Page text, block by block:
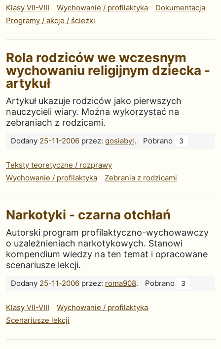
Klasy VII-VIII Wychowanie / profilaktyka
Dokumentacja
Programy / akcje / ścieżki
Rola rodziców we wczesnym
wychowaniu religijnym dziecka -
artykuł
Artykuł ukazuje rodziców jako pierwszych
nauczycieli wiary. Można wykorzystać na
zebraniach z rodzicami.
Dodany 25-11-2006 przez: gosiabyl. Pobrano 3
Teksty teoretyczne / rozprawy
Wychowanie / profilaktyka
Zebrania z rodzicami
Narkotyki - czarna otchłań
Autorski program profilaktyczno-wychowawczy
o uzależnieniach narkotykowych. Stanowi
kompendium wiedzy na ten temat i opracowane
scenariusze lekcji.
Dodany 25-11-2006 przez: roma908. Pobrano 3
Klasy VII-VIII
Wychowanie / profilaktyka
Scenariusze lekcji